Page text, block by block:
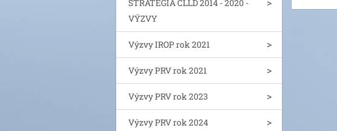
STRATÉGIA CLLD 2014 - 2020 -
VÝZVY
Výzvy IROP rok 2021
Výzvy PRV rok 2021
Výzvy PRV rok 2023
Výzvy PRV rok 2024